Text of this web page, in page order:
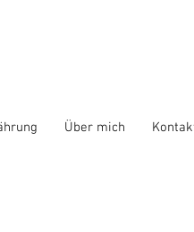
Über mich